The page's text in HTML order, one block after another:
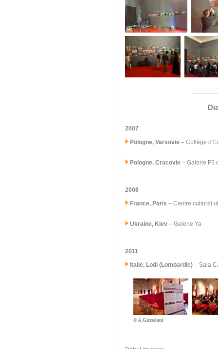
2007
Pologne, Varsovie – Collège
Pologne, Cracovie – Galerie F5
2008
France, Paris – Centre culturel
Ukraine, Kiev – Galerie Ya
2011
Italie, Lodi (Lombardie) – Sala
© A.Guzzeloni